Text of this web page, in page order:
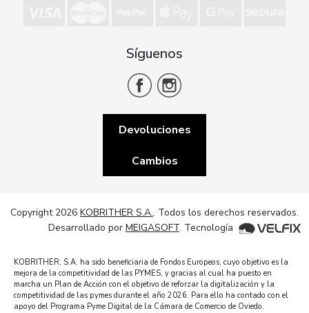
Síguenos
Devoluciones
Cambios
Copyright 2026 KOBRITHER S.A.. Todos los derechos reservados.
Desarrollado por MEIGASOFT. Tecnología
KOBRITHER, S.A. ha sido beneficiaria de Fondos Europeos, cuyo objetivo es la
mejora de la competitividad de las PYMES, y gracias al cual ha puesto en
marcha un Plan de Acción con el objetivo de reforzar la digitalización y la
competitividad de las pymes durante el año 2026. Para ello ha contado con el
apoyo del Programa Pyme Digital de la Cámara de Comercio de Oviedo.